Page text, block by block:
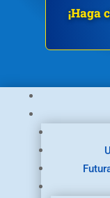
¡Haga